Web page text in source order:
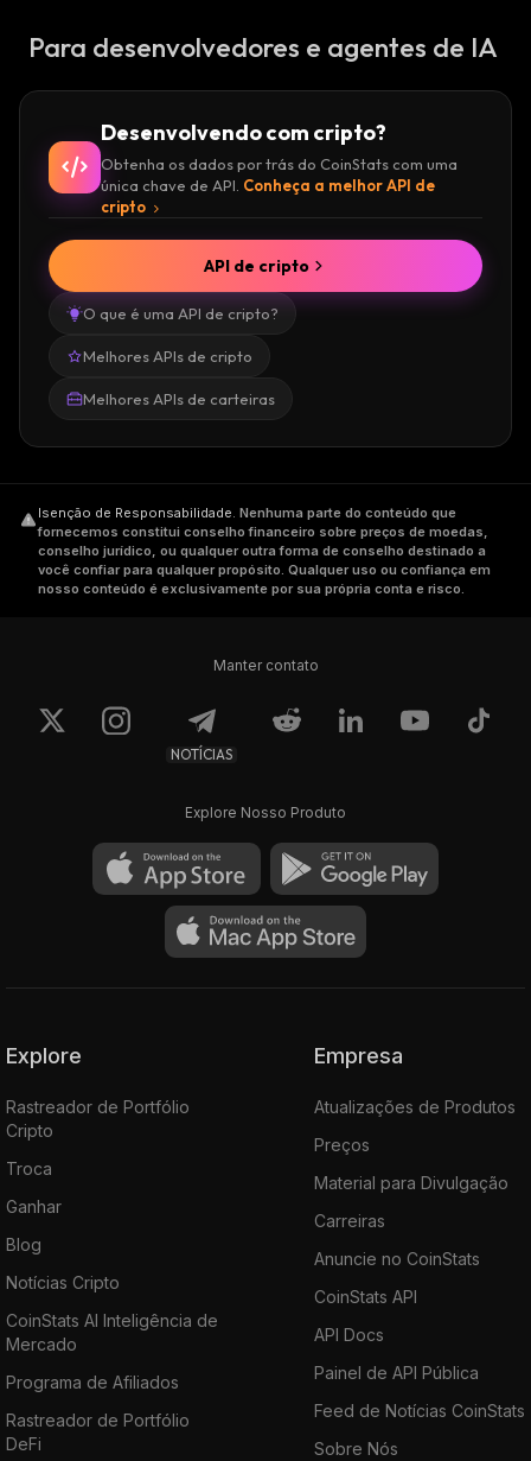
Para desenvolvedores e agentes de IA
Desenvolvendo com cripto?
Obtenha os dados por trás do CoinStats com uma
única chave de API. Conheça a melhor API de
cripto
O que é uma API de cripto?
Melhores APIs de cripto
Melhores APIs de carteiras
API de cripto
Isenção de Responsabilidade. Nenhuma parte do conteúdo que
fornecemos constitui conselho financeiro sobre preços de moedas,
conselho jurídico, ou qualquer outra forma de conselho destinado a
você confiar para qualquer propósito. Qualquer uso ou confiança em
nosso conteúdo é exclusivamente por sua própria conta e risco.
Manter contato
NOTÍCIAS
Explore Nosso Produto
Explore
Rastreador de Portfólio
Cripto
Troca
Ganhar
Blog
Notícias Cripto
CoinStats AI Inteligência de
Mercado
Programa de Afiliados
Rastreador de Portfólio
DeFi
Empresa
Atualizações de Produtos
Preços
Material para Divulgação
Carreiras
Anuncie no CoinStats
CoinStats API
API Docs
Painel de API Pública
Feed de Notícias CoinStats
Sobre Nós